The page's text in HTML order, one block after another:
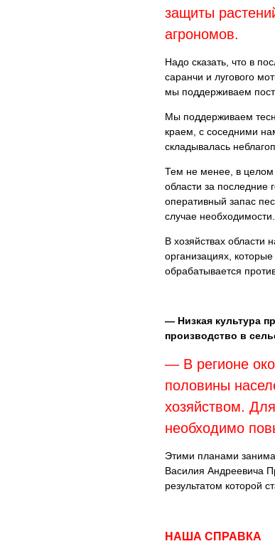
защиты
агрономов.
Надо сказать, что в
саранчи и лугового
мы поддерживаем
Мы поддерживаем
краем, с соседними
складывалась
Тем не менее, в целом
области за последние
оперативный запас
случае необходимости.
В хозяйствах
организациях,
обрабатывается
— Низкая культура
производство в
— В регионе
половины
хозяйством.
необходимо
Этими планами
Василия Андреевича
результатом которой
НАША СПРАВКА